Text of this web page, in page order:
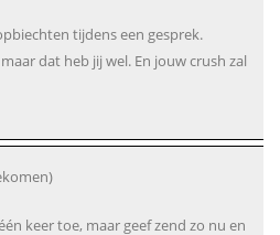
tijdens een gesprek.
dat heb jij wel. En jouw crush zal
keer toe, maar geef zend zo nu en